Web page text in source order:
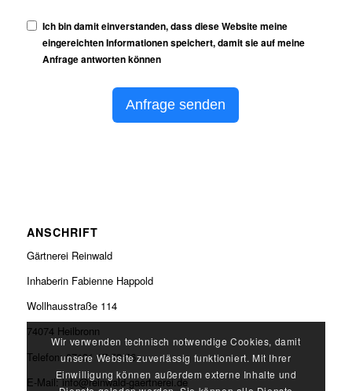
Ich bin damit einverstanden, dass diese Website meine
eingereichten Informationen speichert, damit sie auf meine
Anfrage antworten können
Anfrage senden
ANSCHRIFT
Gärtnerei Reinwald
Inhaberin Fabienne Happold
Wollhausstraße 114
74074 Heilbronn
Telefon: 07131 17 52 56
E-Mail: info@reinwald-gaertnerei.de
Wir verwenden technisch notwendige Cookies, damit
unsere Website zuverlässig funktioniert. Mit Ihrer
Einwilligung können außerdem externe Inhalte und